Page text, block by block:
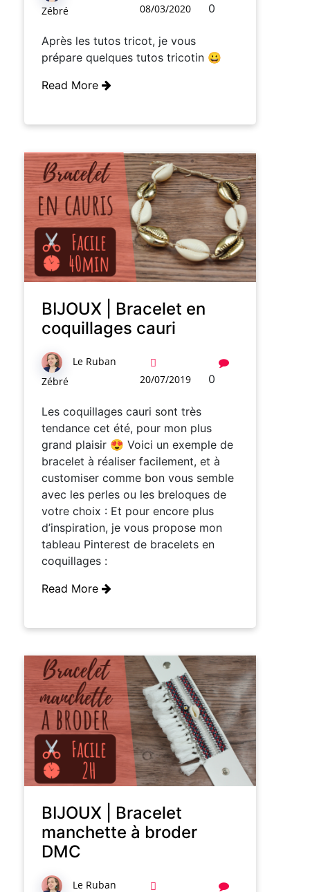
Zébré
08/03/2020 0
Après les tutos tricot, je vous
prépare quelques tutos tricotin 😀
Read More
BIJOUX | Bracelet en
coquillages cauri
Le Ruban
Zébré
20/07/2019 0
Les coquillages cauri sont très
tendance cet été, pour mon plus
grand plaisir 😍 Voici un exemple de
bracelet à réaliser facilement, et à
customiser comme bon vous semble
avec les perles ou les breloques de
votre choix : Et pour encore plus
d’inspiration, je vous propose mon
tableau Pinterest de bracelets en
coquillages :
Read More
BIJOUX | Bracelet
manchette à broder
DMC
Le Ruban